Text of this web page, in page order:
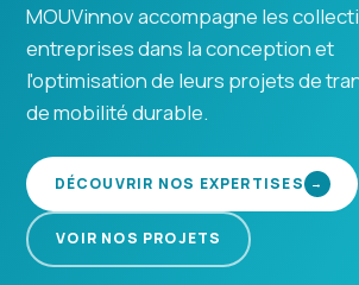
MOUVinnov accompagne les
entreprises dans la conception et
l'optimisation de leurs projets de
de mobilité durable.
DÉCOUVRIR NOS EXPERTISES →
VOIR NOS PROJETS